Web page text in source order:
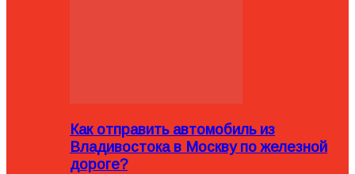
Как отправить автомобиль из
Владивостока в Москву по железной
дороге?